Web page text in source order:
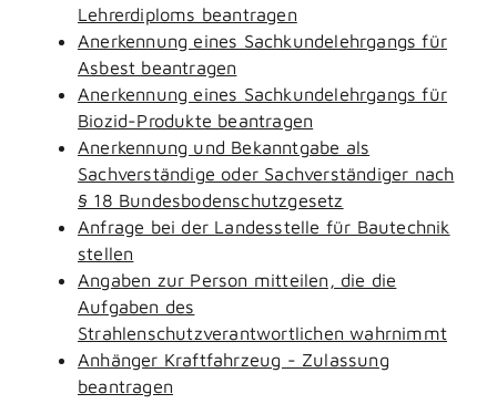
Lehrerdiploms beantragen
Anerkennung eines Sachkundelehrgangs für
Asbest beantragen
Anerkennung eines Sachkundelehrgangs für
Biozid-Produkte beantragen
Anerkennung und Bekanntgabe als
Sachverständige oder Sachverständiger nach
§ 18 Bundesbodenschutzgesetz
Anfrage bei der Landesstelle für Bautechnik
stellen
Angaben zur Person mitteilen, die die
Aufgaben des
Strahlenschutzverantwortlichen wahrnimmt
Anhänger Kraftfahrzeug - Zulassung
beantragen